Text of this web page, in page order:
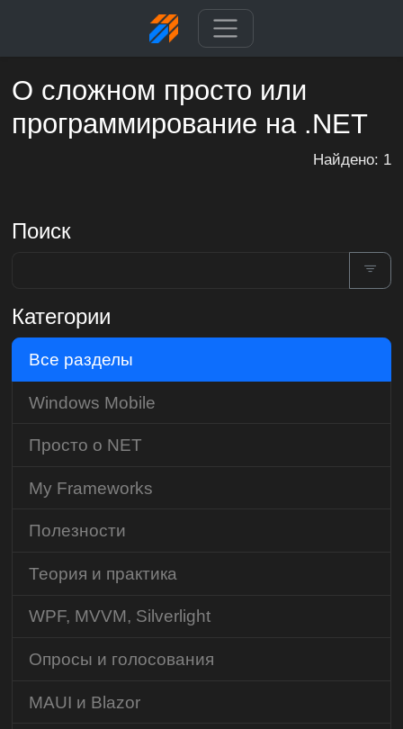
О сложном просто или
программирование на .NET
Найдено: 1
Поиск
Категории
Все разделы
Windows Mobile
Просто о NET
My Frameworks
Полезности
Теория и практика
WPF, MVVM, Silverlight
Опросы и голосования
MAUI и Blazor